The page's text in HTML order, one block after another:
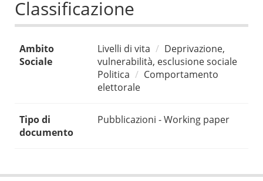
Classificazione
Ambito
Sociale
Livelli di vita
Deprivazione,
vulnerabilità, esclusione sociale
Politica
Comportamento
elettorale
Tipo di
documento
Pubblicazioni - Working paper